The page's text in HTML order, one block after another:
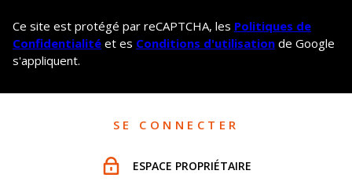
Ce site est protégé par reCAPTCHA, les Politiques de
Confidentialité et es Conditions d'utilisation de Google
s'appliquent.
SE CONNECTER
ESPACE PROPRIÉTAIRE